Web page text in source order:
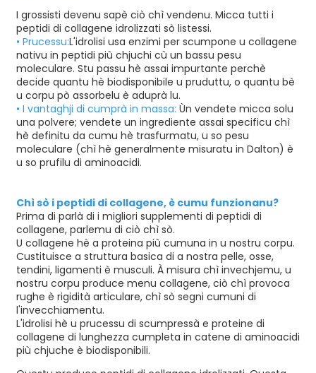
I grossisti devenu sapè ciò chì vendenu. Micca tutti i
peptidi di collagene idrolizzati sò listessi.
• Prucessu:L'idrolisi usa enzimi per scumpone u collagene
nativu in peptidi più chjuchi cù un bassu pesu
moleculare. Stu passu hè assai impurtante perchè
decide quantu hè biodisponibile u pruduttu, o quantu bè
u corpu pò assorbelu è aduprà lu.
• I vantaghji di cumprà in massa: Ùn vendete micca solu
una polvere; vendete un ingrediente assai specificu chì
hè definitu da cumu hè trasfurmatu, u so pesu
moleculare (chì hè generalmente misuratu in Dalton) è
u so prufilu di aminoacidi.
Chì sò i peptidi di collagene, è cumu funzionanu?
Prima di parlà di i migliori supplementi di peptidi di
collagene, parlemu di ciò chì sò.
U collagene hè a proteina più cumuna in u nostru corpu.
Custituisce a struttura basica di a nostra pelle, osse,
tendini, ligamenti è musculi. À misura chì invechjemu, u
nostru corpu produce menu collagene, ciò chì provoca
rughe è rigidità articulare, chì sò segni cumuni di
l'invecchiamentu.
L'idrolisi hè u prucessu di scumpressà e proteine ​​di
collagene di lunghezza cumpleta in catene di aminoacidi
più chjuche è biodisponibili.